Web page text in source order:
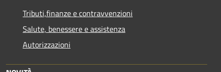
Tributi,finanze e contravvenzioni
Salute, benessere e assistenza
Autorizzazioni